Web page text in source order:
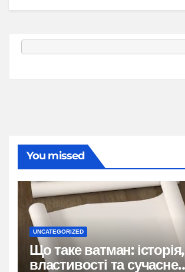
You missed
UNCATEGORIZED
Що таке ватман: історія,
властивості та сучасне